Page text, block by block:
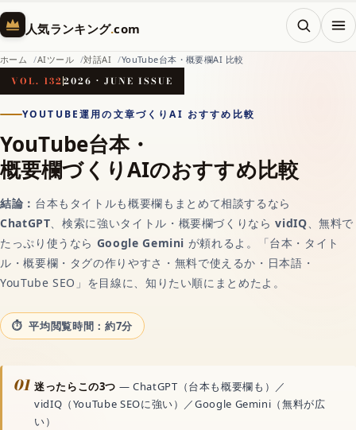
人気ランキング.com
メニ
AI（人工知能）
対話AIの記事一覧
AIチャットおすすめ
ホーム AIツール 対話AI YouTube台本・概要欄AI 比較
VOL. 1322026 · JUNE ISSUE
YOUTUBE運用の文章づくりAI おすすめ比較
YouTube台本・
概要欄づくりAIのおすすめ比較
結論： 台本もタイトルも概要欄もまとめて相談するなら
ChatGPT、検索に強いタイトル・概要欄づくりならvidIQ、無料で
たっぷり使うなら Google Gemini が頼れるよ。「台本・タイト
ル・概要欄・タグの作りやすさ・無料で使えるか・日本語・
YouTube SEO」を目線に、知りたい順にまとめたよ。
平均閲覧時間：約7分
01 迷ったらこの3つ — ChatGPT（台本も概要欄も）／
vidIQ（YouTube SEOに強い）／Google Gemini（無料が広
い）